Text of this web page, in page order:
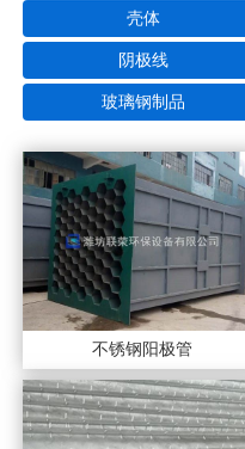
壳体
阴极线
玻璃钢制品
不锈钢阳极管